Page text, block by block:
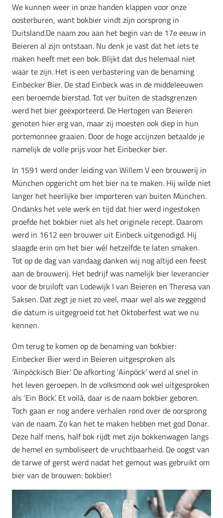
We kunnen weer in onze handen klappen voor onze
oosterburen, want bokbier vindt zijn oorsprong in
Duitsland.De naam zou aan het begin van de 17e eeuw in
Beieren al zijn ontstaan. Nu denk je vast dat het iets te
maken heeft met een bok. Blijkt dat dus helemaal niet
waar te zijn. Het is een verbastering van de benaming
Einbecker Bier. De stad Einbeck was in de middeleeuwen
een beroemde bierstad. Tot ver buiten de stadsgrenzen
werd het bier geëxporteerd. De Hertogen van Beieren
genoten hier erg van, maar zij moesten ook diep in hun
portemonnee graaien. Door de hoge accijnzen betaalde je
namelijk de volle prijs voor het Einbecker bier.
In 1591 werd onder leiding van Willem V een brouwerij in
München opgericht om het bier na te maken. Hij wilde niet
langer het heerlijke bier importeren van buiten München.
Ondanks het vele werk en tijd dat hier werd ingestoken
proefde het bokbier niet als het originele recept. Daarom
werd in 1612 een brouwer uit Einbeck uitgenodigd. Hij
slaagde erin om het bier wél hetzelfde te laten smaken.
Tot op de dag van vandaag danken wij nog altijd een feest
aan de brouwerij. Het bedrijf was namelijk bier leverancier
voor de bruiloft van Lodewijk I van Beieren en Theresa van
Saksen. Dat zegt je niet zo veel, maar wel als we zeggend
die datum is uitgegroeid tot het Oktoberfest wat we nu
kennen.
Om terug te komen op de benaming van bokbier:
Einbecker Bier werd in Beieren uitgesproken als
‘Ainpöckisch Bier’. De afkorting ‘Ainpöck’ werd al snel in
het leven geroepen. In de volksmond ook wel uitgesproken
als ‘Ein Bock’. Et voilà, daar is de naam bokbier geboren.
Toch gaan er nog andere verhalen rond over de oorsprong
van de naam. Zo kan het te maken hebben met god Donar.
Deze half mens, half bok rijdt met zijn bokkenwagen langs
de hemel en symboliseert de vruchtbaarheid. De oogst van
de tarwe of gerst werd nadat het gemout was gebruikt om
bier van de brouwen: bokbier!